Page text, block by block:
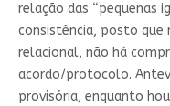
relação das “pequenas
consistência, posto que
relacional, não há
acordo/protocolo.
provisória, enquanto